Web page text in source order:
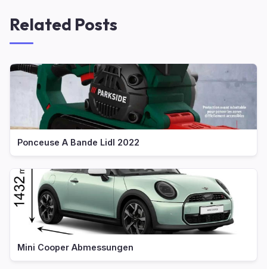
Related Posts
Ponceuse A Bande Lidl 2022
Mini Cooper Abmessungen